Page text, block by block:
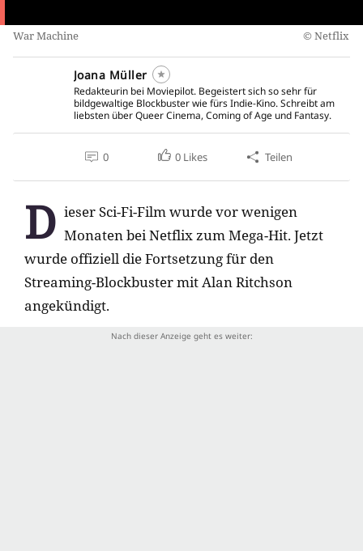
War Machine Netflix
Joana Müller
Redakteurin bei Moviepilot. Begeistert sich so sehr für
bildgewaltige Blockbuster wie fürs Indie-Kino. Schreibt am
liebsten über Queer Cinema, Coming of Age und Fantasy.
0 0 Likes Teilen
D ieser Sci-Fi-Film wurde vor wenigen
Monaten bei Netflix zum Mega-Hit. Jetzt
wurde offiziell die Fortsetzung für den
Streaming-Blockbuster mit Alan Ritchson
angekündigt.